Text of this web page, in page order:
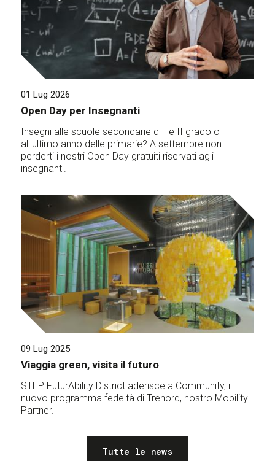
01 Lug 2026
Open Day per Insegnanti
Insegni alle scuole secondarie di I e II grado o
all'ultimo anno delle primarie? A settembre non
perderti i nostri Open Day gratuiti riservati agli
insegnanti.
09 Lug 2025
Viaggia green, visita il futuro
STEP FuturAbility District aderisce a Community, il
nuovo programma fedeltà di Trenord, nostro Mobility
Partner.
Tutte le news